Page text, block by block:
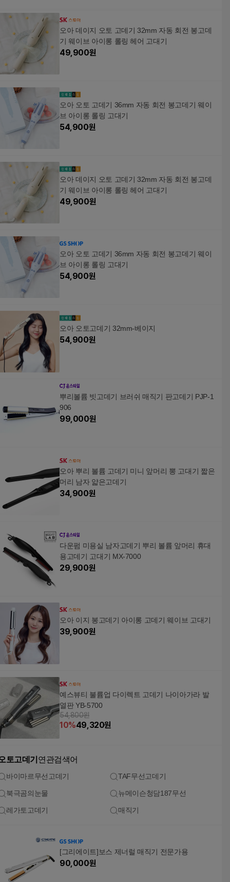
오아 데이지 오토 고데기 32mm 자동 회전 봉고데
기 웨이브 아이롱 롤링 헤어 고대기
49,900원
오아 오토 고데기 36mm 자동 회전 봉고데기 웨이
브 아이롱 롤링 고대기
54,900원
오아 데이지 오토 고데기 32mm 자동 회전 봉고데
기 웨이브 아이롱 롤링 헤어 고대기
49,900원
오아 오토 고데기 36mm 자동 회전 봉고데기 웨이
브 아이롱 롤링 고대기
54,900원
오아 오토고데기 32mm-베이지
54,900원
뿌리볼륨 빗고데기 브러쉬 매직기 판고데기 PJP-1
906
99,000원
오아 뿌리 볼륨 고데기 미니 앞머리 뽕 고대기 짧은
머리 남자 얇은고데기
34,900원
다운펌 미용실 남자고데기 뿌리 볼륨 앞머리 휴대
용고데기 고대기 MX-7000
29,900원
오아 이지 봉고데기 아이롱 고데기 웨이브 고대기
39,900원
예스뷰티 불륨업 다이렉트 고데기 나이아가라 발
열판 YB-5700
54,800원
10%49,320원
토고데기 연관검색어
바이마르무선고데기 TAF무선고데기
북극곰의눈물 뉴메이슨청담187무선
레가토고데기 매직기
[그리에이트]보스 제너럴 매직기 전문가용
90,000원